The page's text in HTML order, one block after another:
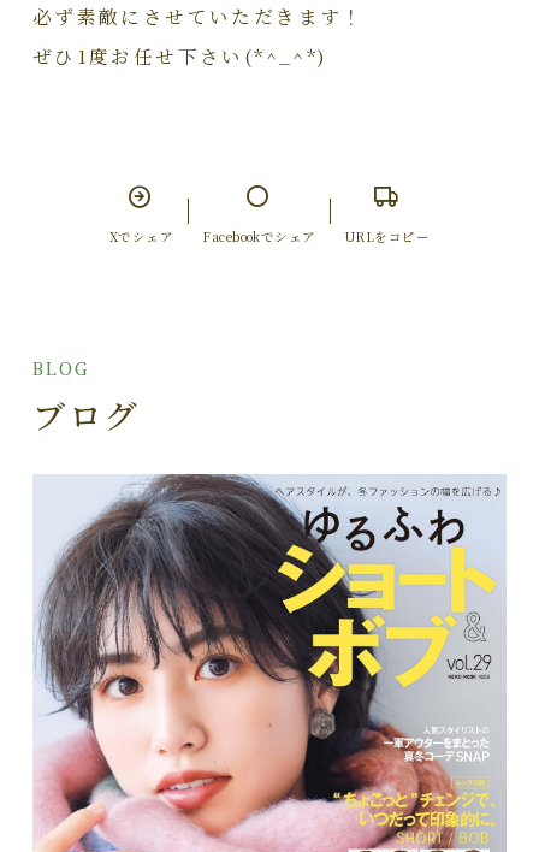
必ず素敵にさせていただきます！
ぜひ1度お任せ下さい(*^_^*)
Xでシェア Facebookでシェア URLをコピー
BLOG
ブログ